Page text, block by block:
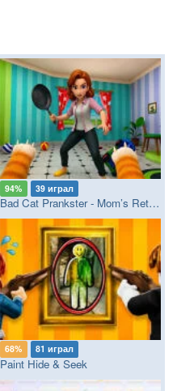
94% 39 играл
Bad Cat Prankster - Mom’s Return
68% 81 играл
Paint Hide & Seek